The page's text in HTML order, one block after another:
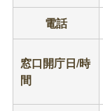
電話
窓口開庁日/時
間